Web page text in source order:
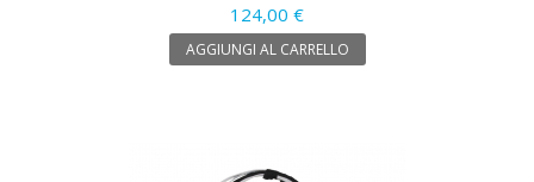
124,00 €
AGGIUNGI AL CARRELLO